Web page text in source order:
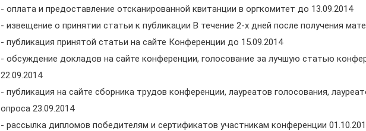
- оплата и предоставление отсканированной квитанции в оргкомитет до 13.09.2014
- извещение о принятии статьи к публикации В течение 2-х дней после получения
- публикация принятой статьи на сайте Конференции до 15.09.2014
- обсуждение докладов на сайте конференции, голосование за лучшую статью
22.09.2014
- публикация на сайте сборника трудов конференции, лауреатов голосования,
опроса 23.09.2014
- рассылка дипломов победителям и сертификатов участникам конференции